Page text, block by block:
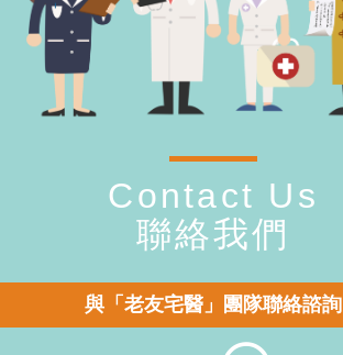
Contact Us
聯絡我們
與「老友宅醫」團隊聯絡諮詢